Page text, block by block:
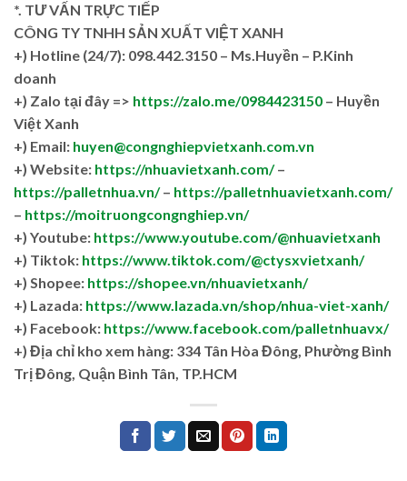
*. TƯ VẤN TRỰC TIẾP
CÔNG TY TNHH SẢN XUẤT VIỆT XANH
+) Hotline (24/7): 098.442.3150 – Ms.Huyền – P.Kinh
doanh
+) Zalo tại đây => https://zalo.me/0984423150 – Huyền
Việt Xanh
+) Email: huyen@congnghiepvietxanh.com.vn
+) Website: https://nhuavietxanh.com/–
https://palletnhua.vn/– https://palletnhuavietxanh.com/
– https://moitruongcongnghiep.vn/
+) Youtube: https://www.youtube.com/@nhuavietxanh
+) Tiktok: https://www.tiktok.com/@ctysxvietxanh/
+) Shopee: https://shopee.vn/nhuavietxanh/
+) Lazada: https://www.lazada.vn/shop/nhua-viet-xanh/
+) Facebook: https://www.facebook.com/palletnhuavx/
+) Địa chỉ kho xem hàng: 334 Tân Hòa Đông, Phường Bình
Trị Đông, Quận Bình Tân, TP.HCM